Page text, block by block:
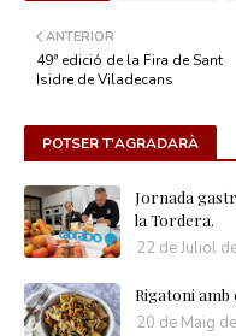
ANTERIOR
49ª edició de la Fira de Sant
Isidre de Viladecans
POTSER T'AGRADARÀ
Jornada
la Tordera.
22 de Juliol
Rigatoni
20 de Maig